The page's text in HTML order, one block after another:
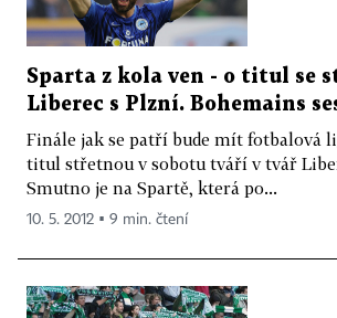
Sparta z kola ven - o titul se
Liberec s Plzní. Bohemains
Finále jak se patří bude mít fotbalová
titul střetnou v sobotu tváří v tvář
Smutno je na Spartě, která po...
10. 5. 2012 ▪ 9 min. čtení